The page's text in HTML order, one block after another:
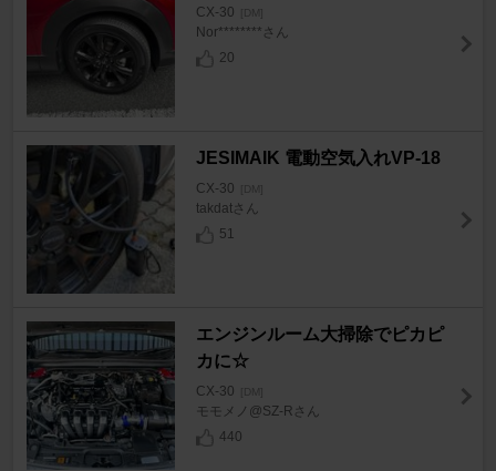
CX-30
Nor********さん
20
JESIMAIK 電動空気入れVP-18
CX-30
takdatさん
51
エンジンルーム大掃除でピカピ
カに☆
CX-30
モモメノ@SZ-Rさん
440